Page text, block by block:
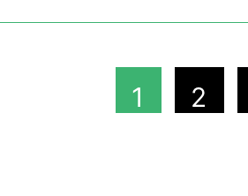
1 2